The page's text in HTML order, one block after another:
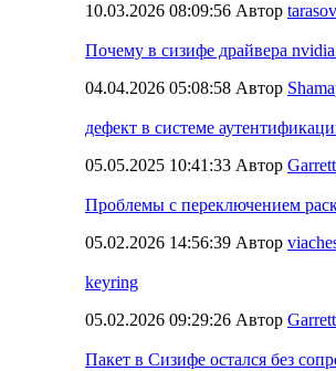
10.03.2026 08:09:56 Автор
Почему в сизифе драйвера
04.04.2026 05:08:58 Автор
дефект в системе
05.05.2025 10:41:33 Автор Garrett
Проблемы с переключением
05.02.2026 14:56:39 Автор
keyring
05.02.2026 09:29:26 Автор Garrett
Пакет в Сизифе остался без